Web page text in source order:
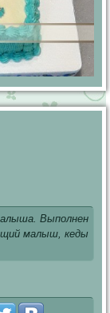
Выполнен
малыш, кеды